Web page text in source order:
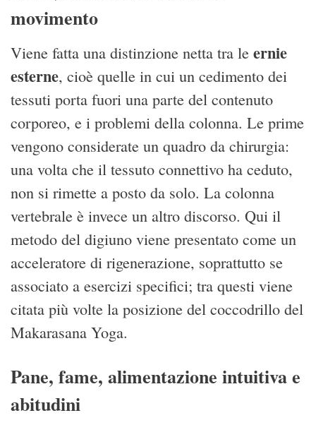
movimento
Viene fatta una distinzione netta tra le ernie
esterne, cioè quelle in cui un cedimento dei
tessuti porta fuori una parte del contenuto
corporeo, e i problemi della colonna. Le prime
vengono considerate un quadro da chirurgia:
una volta che il tessuto connettivo ha ceduto,
non si rimette a posto da solo. La colonna
vertebrale è invece un altro discorso. Qui il
metodo del digiuno viene presentato come un
acceleratore di rigenerazione, soprattutto se
associato a esercizi specifici; tra questi viene
citata più volte la posizione del coccodrillo del
Makarasana Yoga.
Pane, fame, alimentazione intuitiva e
abitudini